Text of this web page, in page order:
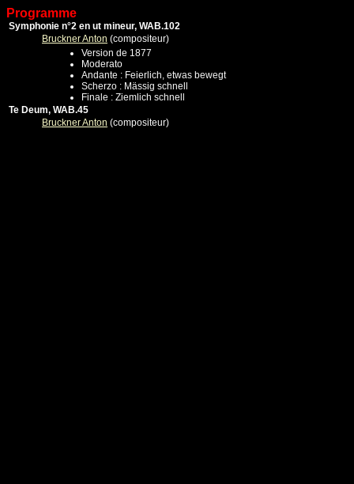
Programme
Symphonie n°2 en ut mineur, WAB.102
Bruckner Anton (compositeur)
Version de 1877
Moderato
Andante : Feierlich, etwas bewegt
Scherzo : Mässig schnell
Finale : Ziemlich schnell
Te Deum, WAB.45
Bruckner Anton (compositeur)